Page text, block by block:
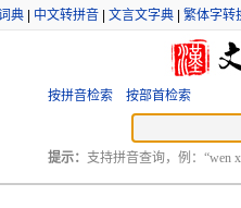
典 中文转拼音 文言文字典 繁体字转
按拼音检索 按部首检索
提示： 支持拼音查询，例：“wen